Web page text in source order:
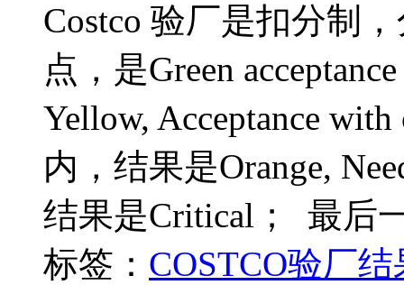
Costco 验厂是扣分制
点，是Green
Yellow, Acceptance
内，结果是Orange,
结果是Critical； 最后
标签： COSTCO验厂结